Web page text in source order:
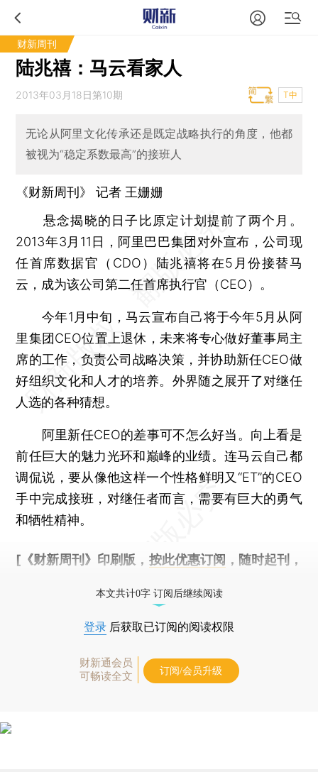
财新周刊
陆兆禧：马云看家人
2013年03月18日第10期 T中
无论从阿里文化传承还是既定战略执行的角度，他都
被视为“稳定系数最高”的接班人
《财新周刊》 记者 王姗姗
悬念揭晓的日子比原定计划提前了两个月。
2013年3月11日，阿里巴巴集团对外宣布，公司现
任首席数据官（CDO）陆兆禧将在5月份接替马
云，成为该公司第二任首席执行官（CEO）。
今年1月中旬，马云宣布自己将于今年5月从阿
里集团CEO位置上退休，未来将专心做好董事局主
席的工作，负责公司战略决策，并协助新任CEO做
好组织文化和人才的培养。外界随之展开了对继任
人选的各种猜想。
阿里新任CEO的差事可不怎么好当。向上看是
前任巨大的魅力光环和巅峰的业绩。连马云自己都
调侃说，要从像他这样一个性格鲜明又“ET”的CEO
手中完成接班，对继任者而言，需要有巨大的勇气
和牺牲精神。
[《财新周刊》印刷版， 按此优惠订阅 ，随时起刊，
本文共计0字 订阅后继续阅读
登录 后获取已订阅的阅读权限
财新通会员
可畅读全文
订阅/会员升级